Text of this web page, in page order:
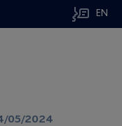
EN
05/2024